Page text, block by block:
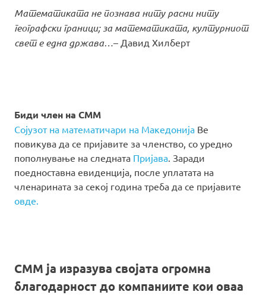
Математиката не познава ниту расни ниту
географски граници; за математиката, културниот
свет е една држава…– Давид Хилберт
Биди член на СММ
Сојузот на математичари на Македонија Ве
повикува да се пријавите за членство, со уредно
пополнување на следната Пријава . Заради
поедноставна евиденција, после уплатата на
членарината за секој година треба да се пријавите
овде.
СММ ја изразува својата огромна
благодарност до компаниите кои оваа